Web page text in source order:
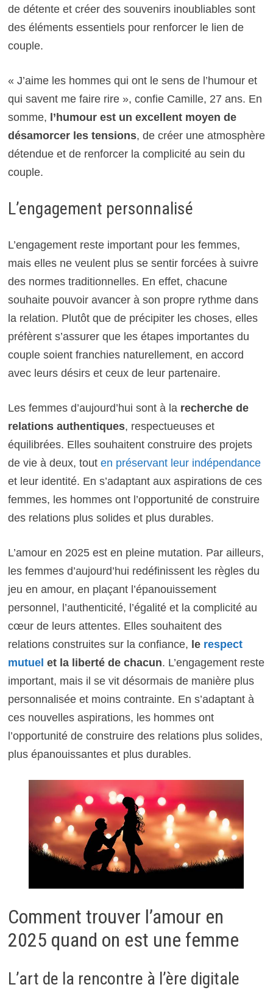
de détente et créer des souvenirs inoubliables sont
des éléments essentiels pour renforcer le lien de
couple.
« J’aime les hommes qui ont le sens de l’humour et
qui savent me faire rire », confie Camille, 27 ans. En
somme, l’humour est un excellent moyen de
désamorcer les tensions, de créer une atmosphère
détendue et de renforcer la complicité au sein du
couple.
L’engagement personnalisé
L’engagement reste important pour les femmes,
mais elles ne veulent plus se sentir forcées à suivre
des normes traditionnelles. En effet, chacune
souhaite pouvoir avancer à son propre rythme dans
la relation. Plutôt que de précipiter les choses, elles
préfèrent s’assurer que les étapes importantes du
couple soient franchies naturellement, en accord
avec leurs désirs et ceux de leur partenaire.
Les femmes d’aujourd’hui sont à la recherche de
relations authentiques, respectueuses et
équilibrées. Elles souhaitent construire des projets
de vie à deux, tout en préservant leur indépendance
et leur identité. En s’adaptant aux aspirations de ces
femmes, les hommes ont l’opportunité de construire
des relations plus solides et plus durables.
L’amour en 2025 est en pleine mutation. Par ailleurs,
les femmes d’aujourd’hui redéfinissent les règles du
jeu en amour, en plaçant l’épanouissement
personnel, l’authenticité, l’égalité et la complicité au
cœur de leurs attentes. Elles souhaitent des
relations construites sur la confiance, le respect
mutuel et la liberté de chacun. L’engagement reste
important, mais il se vit désormais de manière plus
personnalisée et moins contrainte. En s’adaptant à
ces nouvelles aspirations, les hommes ont
l’opportunité de construire des relations plus solides,
plus épanouissantes et plus durables.
Comment trouver l’amour en
2025 quand on est une femme
L’art de la rencontre à l’ère digitale